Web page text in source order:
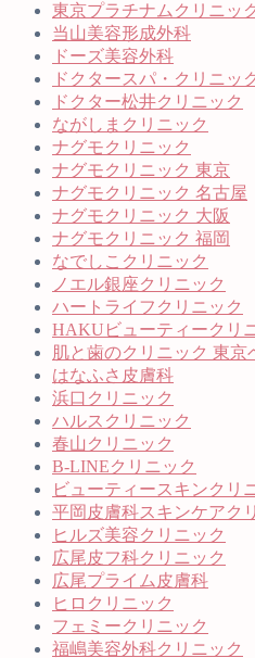
東京プラチナムクリニッ
当山美容形成外科
ドーズ美容外科
ドクタースパ・クリニッ
ドクター松井クリニック
ながしまクリニック
ナグモクリニック
ナグモクリニック 東京
ナグモクリニック 名古屋
ナグモクリニック 大阪
ナグモクリニック 福岡
なでしこクリニック
ノエル銀座クリニック
ハートライフクリニック
HAKUビューティークリ
肌と歯のクリニック 東京
はなふさ皮膚科
浜口クリニック
ハルスクリニック
春山クリニック
B-LINEクリニック
ビューティースキンクリ
平岡皮膚科スキンケアク
ヒルズ美容クリニック
広尾皮フ科クリニック
広尾プライム皮膚科
ヒロクリニック
フェミークリニック
福嶋美容外科クリニック